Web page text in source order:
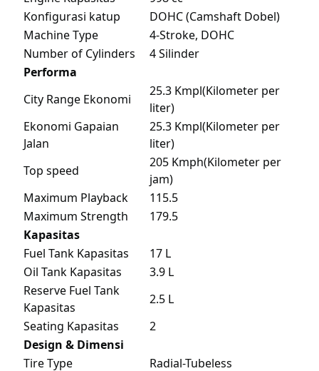
Konfigurasi katup
DOHC (Camshaft Dobel)
Machine Type
4-Stroke, DOHC
Number of Cylinders
4 Silinder
Performa
City Range Ekonomi
25.3 Kmpl(Kilometer per
liter)
Ekonomi Gapaian
Jalan
25.3 Kmpl(Kilometer per
liter)
Top speed
205 Kmph(Kilometer per
jam)
Maximum Playback
115.5
Maximum Strength
179.5
Kapasitas
Fuel Tank Kapasitas
17 L
Oil Tank Kapasitas
3.9 L
Reserve Fuel Tank
Kapasitas
2.5 L
Seating Kapasitas
2
Design & Dimensi
Tire Type
Radial-Tubeless